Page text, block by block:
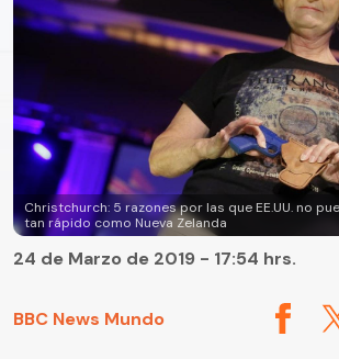
Christchurch: 5 razones por las que EE.UU. no
tan rápido como Nueva Zelanda
BBC News Mundo
24 de Marzo de 2019 - 17:54 hrs.